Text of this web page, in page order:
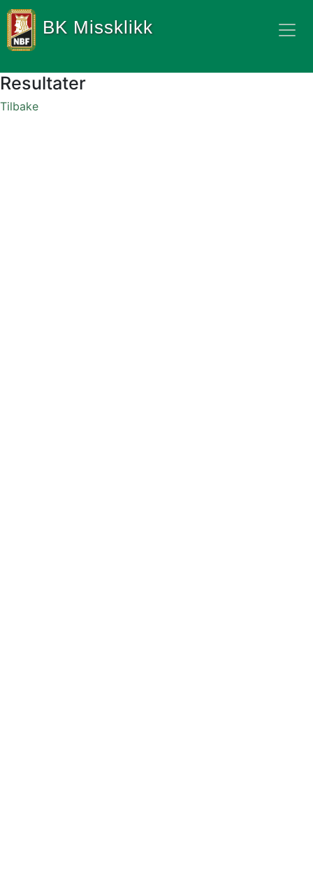
BK Missklikk
Resultater
Tilbake